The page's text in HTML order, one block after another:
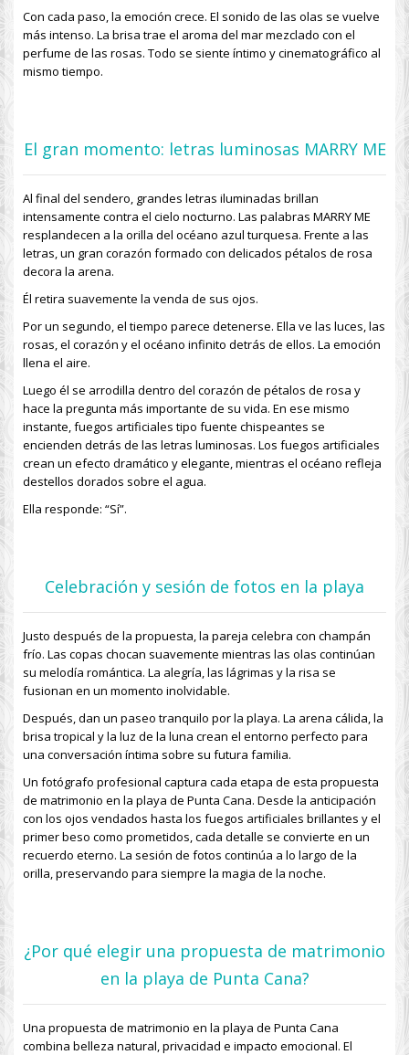
Con cada paso, la emoción crece. El sonido de las olas se vuelve
más intenso. La brisa trae el aroma del mar mezclado con el
perfume de las rosas. Todo se siente íntimo y cinematográfico al
mismo tiempo.
El gran momento: letras luminosas MARRY ME
Al final del sendero, grandes letras iluminadas brillan
intensamente contra el cielo nocturno. Las palabras MARRY ME
resplandecen a la orilla del océano azul turquesa. Frente a las
letras, un gran corazón formado con delicados pétalos de rosa
decora la arena.
Él retira suavemente la venda de sus ojos.
Por un segundo, el tiempo parece detenerse. Ella ve las luces, las
rosas, el corazón y el océano infinito detrás de ellos. La emoción
llena el aire.
Luego él se arrodilla dentro del corazón de pétalos de rosa y
hace la pregunta más importante de su vida. En ese mismo
instante, fuegos artificiales tipo fuente chispeantes se
encienden detrás de las letras luminosas. Los fuegos artificiales
crean un efecto dramático y elegante, mientras el océano refleja
destellos dorados sobre el agua.
Ella responde: “Sí”.
Celebración y sesión de fotos en la playa
Justo después de la propuesta, la pareja celebra con champán
frío. Las copas chocan suavemente mientras las olas continúan
su melodía romántica. La alegría, las lágrimas y la risa se
fusionan en un momento inolvidable.
Después, dan un paseo tranquilo por la playa. La arena cálida, la
brisa tropical y la luz de la luna crean el entorno perfecto para
una conversación íntima sobre su futura familia.
Un fotógrafo profesional captura cada etapa de esta propuesta
de matrimonio en la playa de Punta Cana. Desde la anticipación
con los ojos vendados hasta los fuegos artificiales brillantes y el
primer beso como prometidos, cada detalle se convierte en un
recuerdo eterno. La sesión de fotos continúa a lo largo de la
orilla, preservando para siempre la magia de la noche.
¿Por qué elegir una propuesta de matrimonio
en la playa de Punta Cana?
Una propuesta de matrimonio en la playa de Punta Cana
combina belleza natural, privacidad e impacto emocional. El